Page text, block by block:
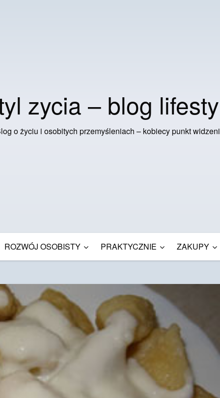
zycia – blog
o życiu i osobitych przemyśleniach – kobiecy punkt
ROZWÓJ OSOBISTY PRAKTYCZNIE ZAKUPY